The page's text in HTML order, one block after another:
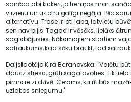
sanāca abi kickeri, jo treniņos man
virzienu un uz otru galīgi negāja. Pēc
alternatīvu. Trase ir ļoti laba, latviešu
sen nav bijis. Tagad ir vēsāks, lielāks
saglabājusies. Nākamajiem startiem
satraukums, kad sāku braukt, tad
Daiļslidotāja Kira Baranovska: "Varētu
daudz stresa, grūti sagatavoties. Tik
pirmo reizi dzīvē. Cerams, ka rīt būs
uzlabos sniegumu."